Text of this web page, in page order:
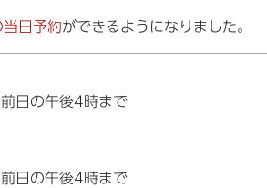
日予約ができるようになりました。
日の午後4時まで
の午後4時まで